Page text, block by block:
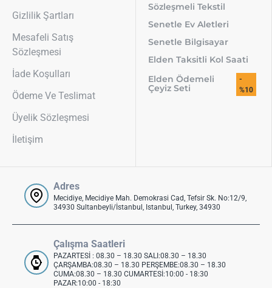
Gizlilik Şartları
Mesafeli Satış
Sözleşmesi
İade Koşulları
Ödeme Ve Teslimat
Üyelik Sözleşmesi
İletişim
Sözleşmeli Tekstil
Senetle Ev Aletleri
Senetle Bilgisayar
Elden Taksitli Kol Saati
Elden Ödemeli
Çeyiz Seti
-
%10
Adres
Mecidiye, Mecidiye Mah. Demokrasi Cad, Tefsir Sk. No:12/9,
34930 Sultanbeyli/İstanbul, Istanbul, Turkey, 34930
Çalışma Saatleri
PAZARTESİ : 08.30 – 18.30 SALI:08.30 – 18.30
ÇARŞAMBA:08.30 – 18.30 PERŞEMBE:08.30 – 18.30
CUMA:08.30 – 18.30 CUMARTESİ:10:00 - 18:30
PAZAR:10:00 - 18:30